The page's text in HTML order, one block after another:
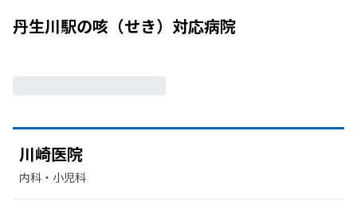
丹生川駅の咳（せき） 対応病院
川崎医院
内科・​小児科